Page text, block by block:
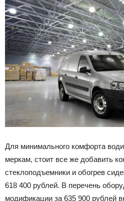
Для минимального комфорта
меркам, стоит все же добавить
стеклоподъемники и обогрев
618 400 рублей. В перечень
модификации за 635 900 рублей